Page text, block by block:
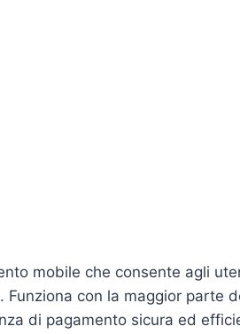
mobile che consente agli
con la maggior parte
di pagamento sicura ed